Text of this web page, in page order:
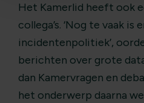
Het Kamerlid heeft ook
collega’s. ‘Nog te vaak is
incidentenpolitiek’,
berichten over grote
dan Kamervragen en
het onderwerp daarna